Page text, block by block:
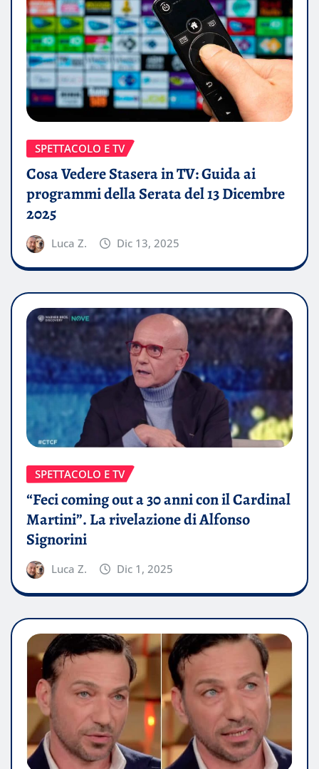
SPETTACOLO E TV
Cosa Vedere Stasera in TV: Guida ai
programmi della Serata del 13 Dicembre
2025
Luca Z. Dic 13, 2025
SPETTACOLO E TV
“Feci coming out a 30 anni con il Cardinal
Martini”. La rivelazione di Alfonso
Signorini
Luca Z. Dic 1, 2025